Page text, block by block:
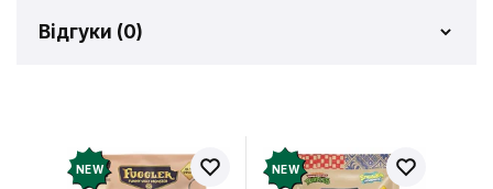
Відгуки (0)
Додайте відгук і отримайте 50 грн на свій
NEW NEW